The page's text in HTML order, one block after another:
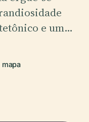
e um…
mapa